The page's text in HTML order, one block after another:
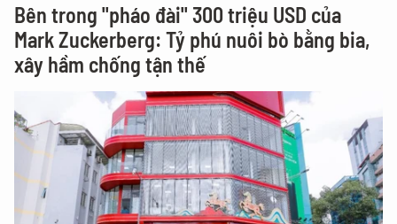
Bên trong "pháo đài" 300 triệu USD của
Mark Zuckerberg: Tỷ phú nuôi bò bằng bia,
xây hầm chống tận thế